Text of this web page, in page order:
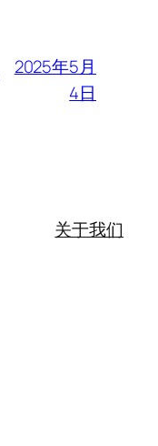
2025年5月
4日
关于我们